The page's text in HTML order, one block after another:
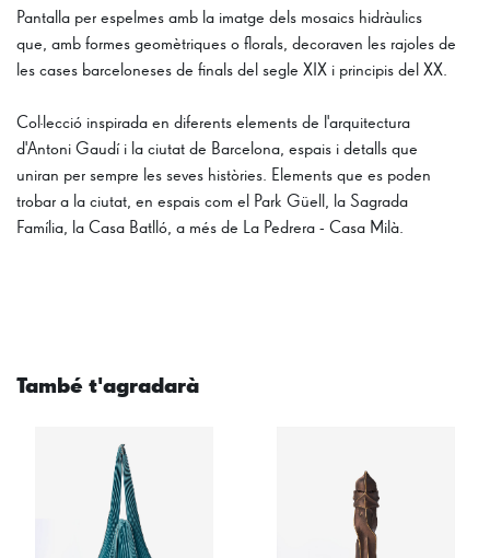
Pantalla per espelmes amb la imatge dels mosaics hidràulics
que, amb formes geomètriques o florals, decoraven les rajoles de
les cases barceloneses de finals del segle XIX i principis del XX.
Col·lecció inspirada en diferents elements de l'arquitectura
d'Antoni Gaudí i la ciutat de Barcelona, espais i detalls que
uniran per sempre les seves històries. Elements que es poden
trobar a la ciutat, en espais com el Park Güell, la Sagrada
Família, la Casa Batlló, a més de La Pedrera - Casa Milà.
També t'agradarà